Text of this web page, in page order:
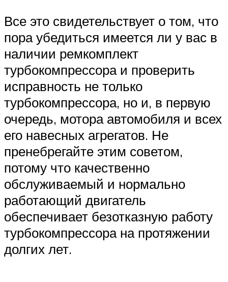
Все это свидетельствует о том, что
пора убедиться имеется ли у вас в
наличии ремкомплект
турбокомпрессора и проверить
исправность не только
турбокомпрессора, но и, в первую
очередь, мотора автомобиля и всех
его навесных агрегатов. Не
пренебрегайте этим советом,
потому что качественно
обслуживаемый и нормально
работающий двигатель
обеспечивает безотказную работу
турбокомпрессора на протяжении
долгих лет.